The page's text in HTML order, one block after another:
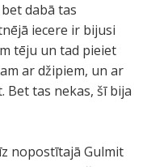
dabā tas
iecere ir bijusi
tēju un tad pieiet
ar džipiem, un ar
Bet tas nekas, šī bija
nopostītajā Gulmit